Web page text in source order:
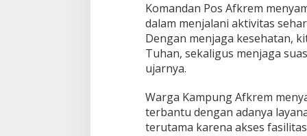
Komandan Pos Afkrem
dalam menjalani aktivitas
Dengan menjaga kesehatan,
Tuhan, sekaligus menjaga
ujarnya.
Warga Kampung Afkrem
terbantu dengan adanya
terutama karena akses